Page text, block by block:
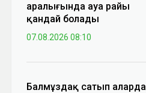
аралығында ауа райы
қандай болады
07.08.2026 08:10
Балмұздақ сатып аларда